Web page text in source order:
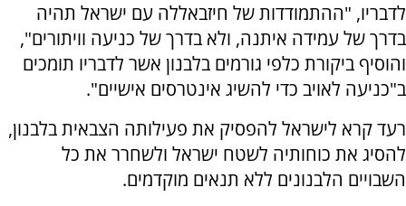
לדבריו, "ההתמודדות של חיזבאללה עם ישראל תהיה
בדרך של עמידה איתנה, ולא בדרך של כניעה וויתורים",
והוסיף ביקורת כלפי גורמים בלבנון אשר לדבריו תומכים
ב"כניעה לאויב כדי להשיג אינטרסים אישיים".
רעד קרא לישראל להפסיק את פעילותה הצבאית בלבנון,
להסיג את כוחותיה לשטח ישראל ולשחרר את כל
השבויים הלבנונים ללא תנאים מוקדמים.